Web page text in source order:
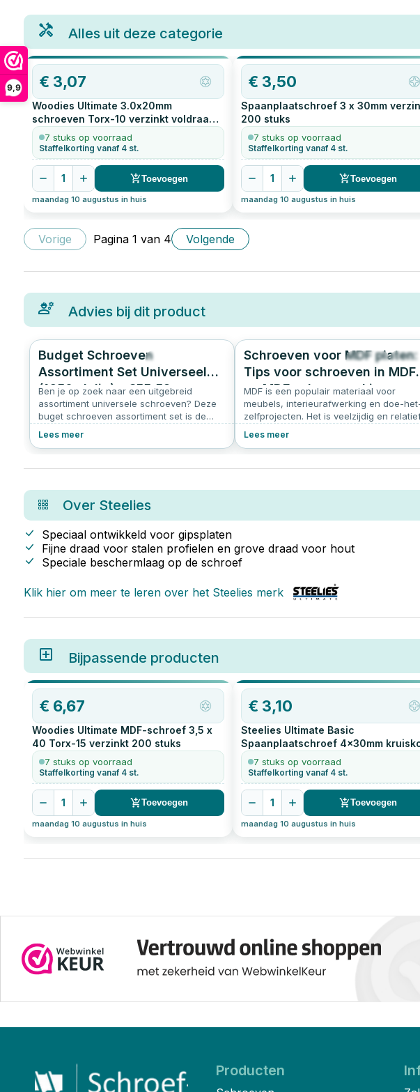
9,9
Alles uit deze categorie
€ 3,07
Woodies Ultimate 3.0x20mm
schroeven Torx-10 verzinkt voldraad
200
stuks
7 stuks op voorraad
Staffelkorting vanaf 4 st.
1 Toevoegen
maandag 10 augustus in huis
€ 3,50
Spaanplaatschroef 3 x 30mm
200 stuks
7 stuks op voorraad
Staffelkorting vanaf 4 st.
1 Toevoegen
maandag 10 augustus in huis
Vorige Pagina 1 van 4 Volgende
Advies bij dit product
Budget Schroeven
Assortiment Set Universeel
(1650-delig) - €55,52
Inclusief Verzendkosten
Ben je op zoek naar een uitgebreid
assortiment universele schroeven? Deze
buget schroeven assortiment set is de
je klaar voor alle mogelijke klussen, van
keukenkastscharnieren tot het monteren
Lees meer
2836 4.8
Schroeven voor MDF platen:
Tips voor schroeven in MDF
en MDF schroeven kiezen
MDF is een populair materiaal voor
meubels, interieurafwerking en doe-
zelfprojecten. Het is veelzijdig en
met MDF vereist de juiste technieken en
artikel lees je alles over het kiezen van
Lees meer
Over Steelies
Speciaal ontwikkeld voor gipsplaten
Fijne draad voor stalen profielen en grove draad voor hout
Speciale beschermlaag op de schroef
Klik hier om meer te leren over het Steelies merk
Bijpassende producten
€ 6,67
Woodies Ultimate MDF-schroef 3,5 x
40 Torx-15 verzinkt 200 stuks
7 stuks op voorraad
Staffelkorting vanaf 4 st.
1 Toevoegen
maandag 10 augustus in huis
€ 3,10
Steelies Ultimate Basic
Spaanplaatschroef 4x30mm
verzinkt
7 stuks op voorraad
Staffelkorting vanaf 4 st.
1 Toevoegen
maandag 10 augustus in huis
Producten